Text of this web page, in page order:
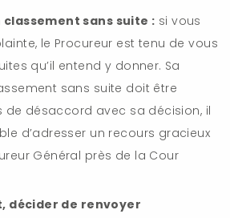
classement sans suite : si vous
le Procureur est tenu de vous
qu’il entend y donner. Sa
sans suite doit être
de désaccord avec sa décision, il
d’adresser un recours gracieux
Général près de la Cour
décider de renvoyer